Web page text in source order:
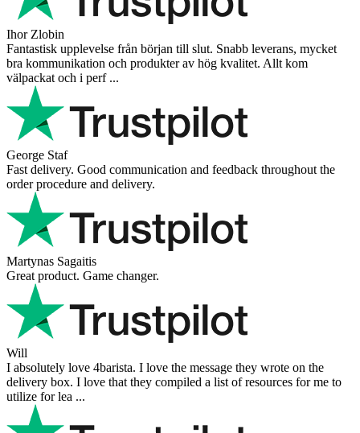
Ihor Zlobin
Fantastisk upplevelse från början till slut. Snabb leverans, mycket
bra kommunikation och produkter av hög kvalitet. Allt kom
välpackat och i perf ...
George Staf
Fast delivery. Good communication and feedback throughout the
order procedure and delivery.
Martynas Sagaitis
Great product. Game changer.
Will
I absolutely love 4barista. I love the message they wrote on the
delivery box. I love that they compiled a list of resources for me to
utilize for lea ...